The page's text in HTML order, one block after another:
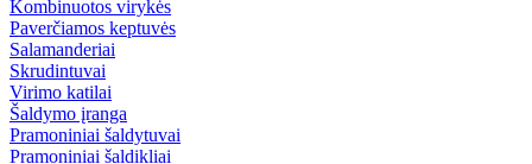
Kombinuotos virykės
Paverčiamos keptuvės
Salamanderiai
Skrudintuvai
Virimo katilai
Šaldymo įranga
Pramoniniai šaldytuvai
Pramoniniai šaldikliai